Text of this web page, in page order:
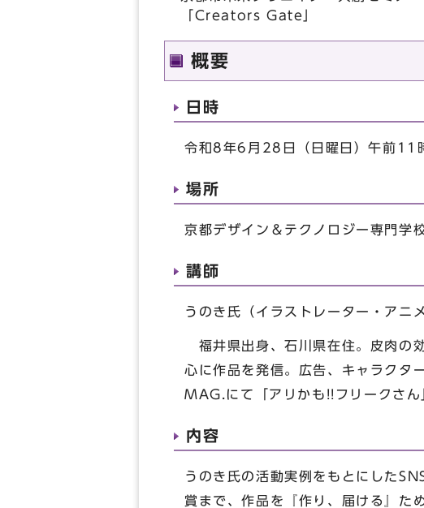
「Creators Gate」
概要
日時
令和8年6月28日（日曜日）午前11
場所
京都デザイン＆テクノロジー専門
講師
うのき氏（イラストレーター・アニ
福井県出身、石川県在住。皮肉の
心に作品を発信。広告、キャラクタ
MAG.にて「アリかも!!フリークさ
内容
うのき氏の活動実例をもとにした
賞まで、作品を『作り、届ける』た